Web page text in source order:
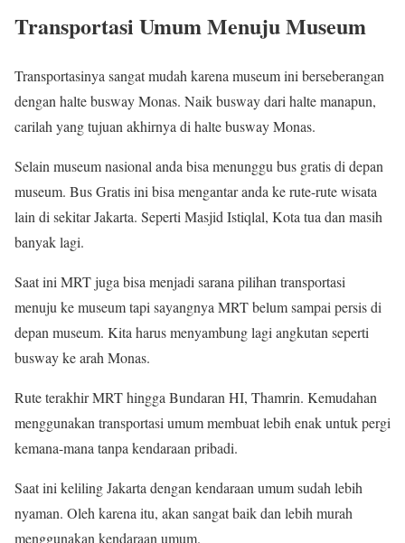
Transportasi Umum Menuju Museum
Transportasinya sangat mudah karena museum ini berseberangan
dengan halte busway Monas. Naik busway dari halte manapun,
carilah yang tujuan akhirnya di halte busway Monas.
Selain museum nasional anda bisa menunggu bus gratis di depan
museum. Bus Gratis ini bisa mengantar anda ke rute-rute wisata
lain di sekitar Jakarta. Seperti Masjid Istiqlal, Kota tua dan masih
banyak lagi.
Saat ini MRT juga bisa menjadi sarana pilihan transportasi
menuju ke museum tapi sayangnya MRT belum sampai persis di
depan museum. Kita harus menyambung lagi angkutan seperti
busway ke arah Monas.
Rute terakhir MRT hingga Bundaran HI, Thamrin. Kemudahan
menggunakan transportasi umum membuat lebih enak untuk pergi
kemana-mana tanpa kendaraan pribadi.
Saat ini keliling Jakarta dengan kendaraan umum sudah lebih
nyaman. Oleh karena itu, akan sangat baik dan lebih murah
menggunakan kendaraan umum.